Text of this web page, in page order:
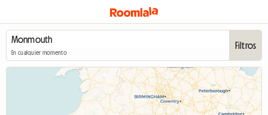
En cualquier momento
Filtros